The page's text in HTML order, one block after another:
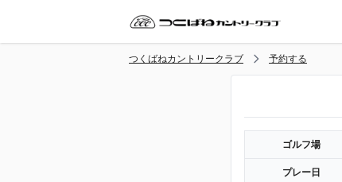
つくばねカントリークラブ 予約する
ゴルフ場
プレー日